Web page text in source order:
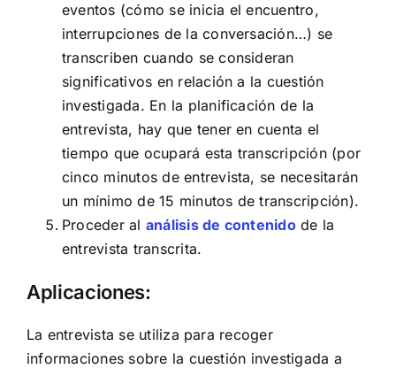
eventos (cómo se inicia el encuentro,
interrupciones de la conversación…) se
transcriben cuando se consideran
significativos en relación a la cuestión
investigada. En la planificación de la
entrevista, hay que tener en cuenta el
tiempo que ocupará esta transcripción (por
cinco minutos de entrevista, se necesitarán
un mínimo de 15 minutos de transcripción).
Proceder al análisis de contenidode la
entrevista transcrita.
Aplicaciones:
La entrevista se utiliza para recoger
informaciones sobre la cuestión investigada a